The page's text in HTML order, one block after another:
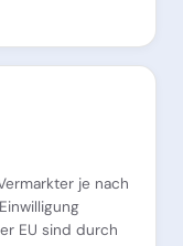
je nach
EU sind durch